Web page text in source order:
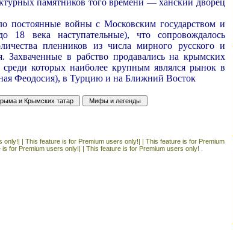
памятников того времени — ханский дворец
постоянные войны с Московским государством и
18 века наступательные), что сопровождалось
пленников из числа мирного русского и
Захваченные в рабство продавались на крымских
которых наиболее крупным являлся рынок в
Феодосия), в Турцию и на Ближний Восток
only!| | This feature is for Premium users only!| | This feature is for Premium
is for Premium users only!| | This feature is for Premium users only! .